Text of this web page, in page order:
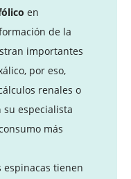
en
de la
importantes
por eso,
renales o
especialista
más
espinacas tienen